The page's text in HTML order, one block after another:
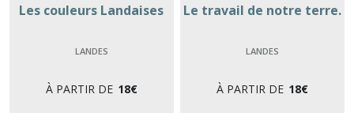
Les couleurs Landaises
LANDES
À PARTIR DE 18€
Le travail de notre terre.
LANDES
À PARTIR DE 18€